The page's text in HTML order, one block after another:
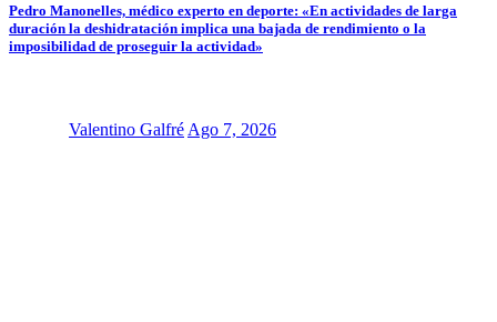
Pedro Manonelles, médico experto en deporte: «En actividades de larga
duración la deshidratación implica una bajada de rendimiento o la
imposibilidad de proseguir la actividad»
Valentino Galfré Ago 7, 2026